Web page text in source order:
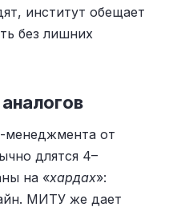
институт обещает
без лишних
менеджмента от
длятся 4–
на «хардах»:
МИТУ же дает